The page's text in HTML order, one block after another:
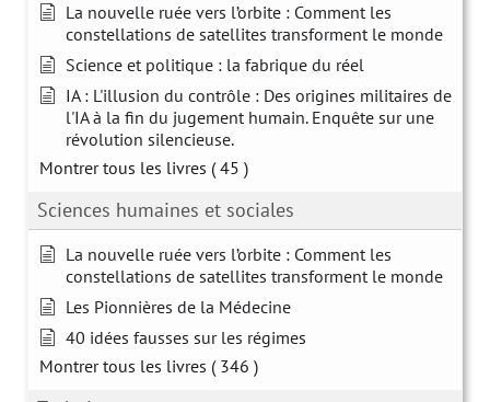
La nouvelle ruée vers l’orbite : Comment les
constellations de satellites transforment le monde
Science et politique : la fabrique du réel
IA : L'illusion du contrôle : Des origines militaires de
l'IA à la fin du jugement humain. Enquête sur une
révolution silencieuse.
Montrer tous les livres ( 45 )
Sciences humaines et sociales
La nouvelle ruée vers l’orbite : Comment les
constellations de satellites transforment le monde
Les Pionnières de la Médecine
40 idées fausses sur les régimes
Montrer tous les livres ( 346 )